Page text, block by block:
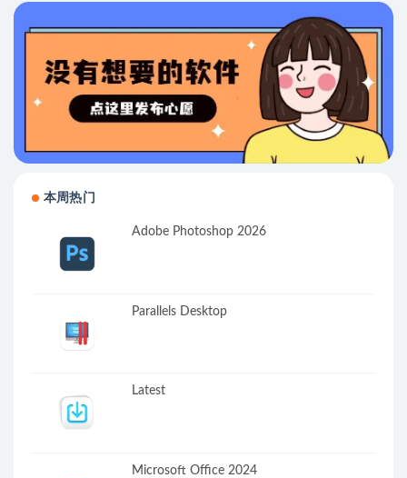
本周热门
Adobe Photoshop 2026
Parallels Desktop
Latest
Microsoft Office 2024